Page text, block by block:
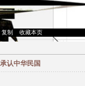
复制 收藏本页
认中华民国